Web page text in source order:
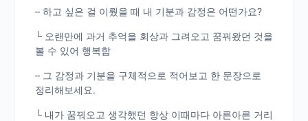
– 하고 싶은 걸 이뤘을 때 내 기분과 감정은 어떤가요?
└ 오랜만에 과거 추억을 회상과 그려오고 꿈꿔왔던 것을
볼 수 있어 행복함
– 그 감정과 기분을 구체적으로 적어보고 한 문장으로
정리해보세요.
└ 내가 꿈꿔오고 생각했던 항상 이때마다 아른아른 거리